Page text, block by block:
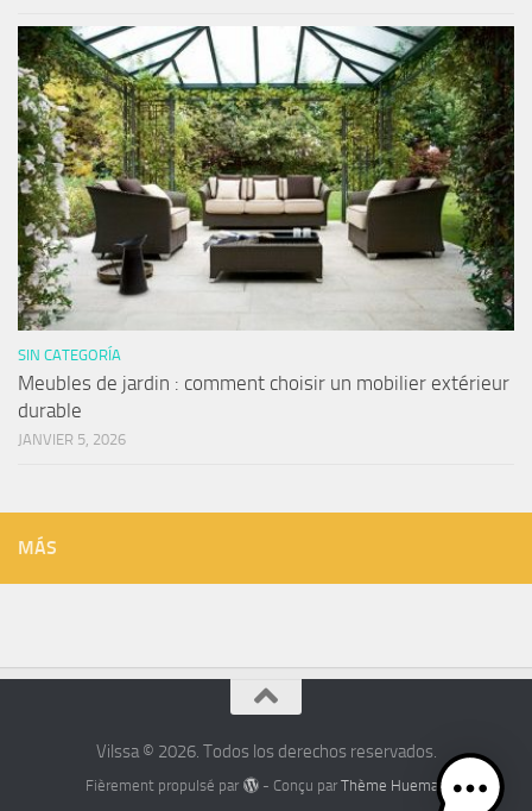
SIN CATEGORÍA
Meubles de jardin : comment choisir un mobilier extérieur
durable
JANVIER 5, 2026
MÁS
Vilssa © 2026. Todos los derechos reservados.
Fièrement propulsé par - Conçu par Thème Hueman